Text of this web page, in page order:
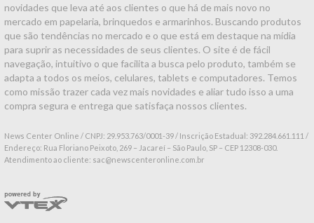
novidades que leva até aos clientes o que há de mais novo no
mercado em papelaria, brinquedos e armarinhos. Buscando produtos
que são tendências no mercado e o que está em destaque na mídia
para suprir as necessidades de seus clientes. O site é de fácil
navegação, intuitivo o que facilita a busca pelo produto, também se
adapta a todos os meios, celulares, tablets e computadores. Temos
como missão trazer cada vez mais novidades e aliar tudo isso a uma
compra segura e entrega que satisfaça nossos clientes.
News Center Online / CNPJ: 29.953.763/0001-39 / Inscrição Estadual: 392.284.661.111 /
Endereço: Rua Floriano Peixoto, 269 – Jacareí – São Paulo, SP – CEP 12308-030.
Atendimento ao cliente: sac@newscenteronline.com.br